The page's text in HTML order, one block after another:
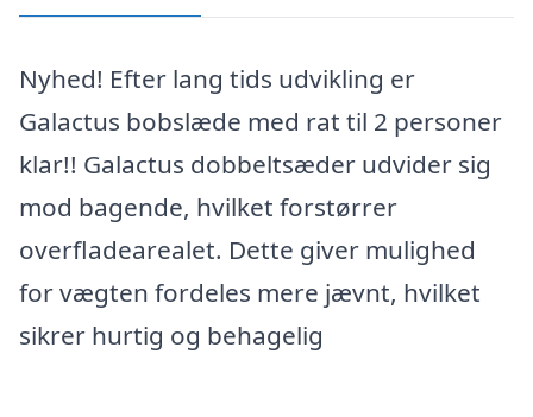
Nyhed! Efter lang tids udvikling er
Galactus bobslæde med rat til 2 personer
klar!! Galactus dobbeltsæder udvider sig
mod bagende, hvilket forstørrer
overfladearealet. Dette giver mulighed
for vægten fordeles mere jævnt, hvilket
sikrer hurtig og behagelig